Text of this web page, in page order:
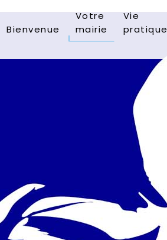
Bienvenue
Votre
mairie
Vie
pratique